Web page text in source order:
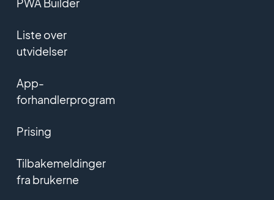
PWA Builder
Liste over
utvidelser
App-
forhandlerprogram
Prising
Tilbakemeldinger
fra brukerne